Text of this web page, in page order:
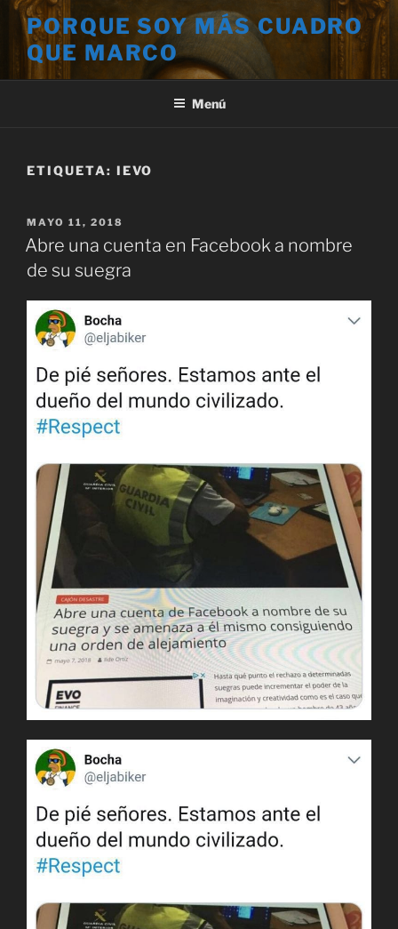
Saltar
contenido
PORQUE SOY MÁS CUADRO
QUE MARCO
Menú
ETIQUETA: IEVO
PUBLICADO
EL
MAYO 11, 2018
Abre una cuenta en Facebook a nombre
de su suegra